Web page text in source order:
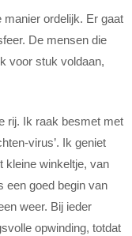
manier ordelijk. Er gaat
De mensen die
voor stuk voldaan,
rij. Ik raak besmet met
virus’. Ik geniet
kleine winkeltje, van
een goed begin van
weer. Bij ieder
opwinding, totdat